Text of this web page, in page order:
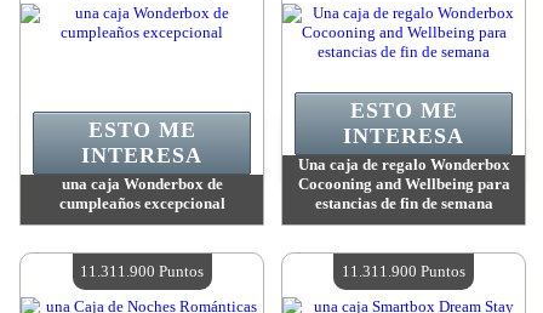
una caja Wonderbox de
cumpleaños excepcional
Cantidad disponible:4
ESTO ME
INTERESA
Una caja de regalo Wonderbox
Cocooning and Wellbeing para
estancias de fin de semana
Cantidad disponible:4
ESTO ME
INTERESA
11.311.900 Puntos 11.311.900 Puntos